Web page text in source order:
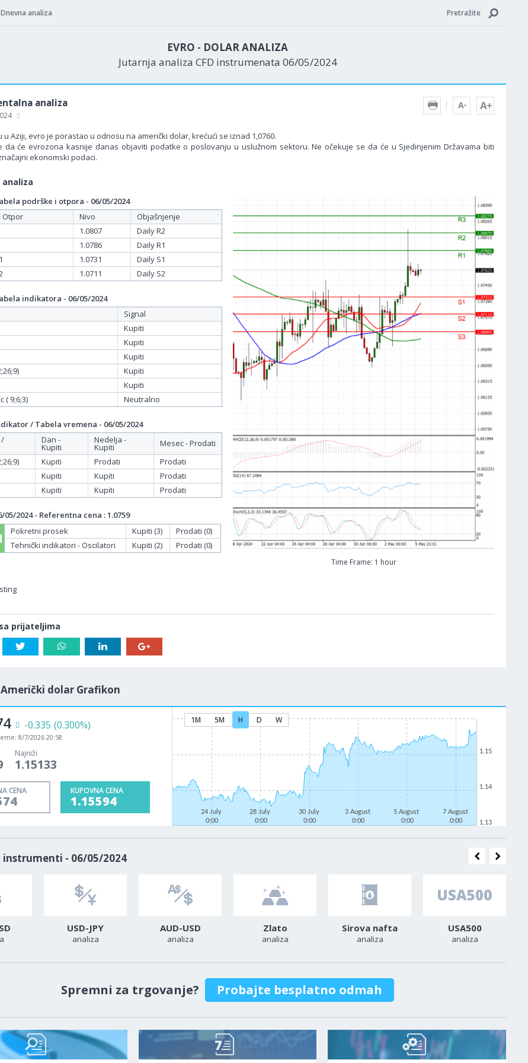
Dnevna analiza Pretražite
EVRO - DOLAR ANALIZA
Jutarnja analiza CFD instrumenata 06/05/2024
analiza
u Aziji, evro je porastao u odnosu na američki dolar, krećući se iznad 1,0760.
da će evrozona kasnije danas objaviti podatke o poslovanju u uslužnom sektoru. Ne očekuje se da će u Sjedinjenim Državama biti
ekonomski podaci.
analiza
Time Frame: 1 hour
podrške i otpora - 06/05/2024
Otpor
Nivo
Objašnjenje
1.0807
Daily R2
1.0786
Daily R1
1.0731
Daily S1
1.0711 Daily S2
indikatora - 06/05/2024
Signal
Kupiti
Kupiti
Kupiti
Kupiti
Kupiti
( 9;6;3)
Neutralno
/ Tabela vremena - 06/05/2024
/
Dan -
Kupiti
Nedelja -
Kupiti
Mesec - Prodati
Kupiti Prodati
Prodati
Kupiti Kupiti
Prodati
Kupiti Kupiti Prodati
05/2024 - Referentna cena : 1.0759
Pokretni prosek Kupiti (3)
Prodati (0)
Tehnički indikatori - Oscilatori
Kupiti (2) Prodati (0)
prijateljima
Američki dolar Grafikon
-0.335 (0.300%)
8/7/2026 20:58
Najniži
1.15133
CENA KUPOVNA CENA
1.15594
1M 5M H D W
24 July
0:00
28 July
0:00
30 July
0:00
3 August
0:00
5 August
0:00
7 August
0:00
1.13
1.14
1.15
instrumenti - 06/05/2024
USD-JPY
analiza
AUD-USD
analiza
Zlato
analiza
Sirova nafta
analiza
USA500
analiza
Spremni za trgovanje? Probajte besplatno odmah